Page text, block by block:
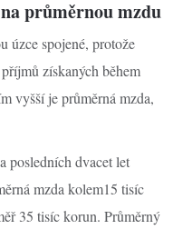
průměrnou mzdu
úzce spojené, protože
získaných během
vyšší je průměrná mzda,
posledních dvacet let
mzda kolem15 tisíc
35 tisíc korun. Průměrný